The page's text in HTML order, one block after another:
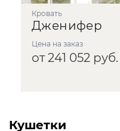
кровать
Дженифер
Цена на заказ
от 241 052 руб.
Кушетки